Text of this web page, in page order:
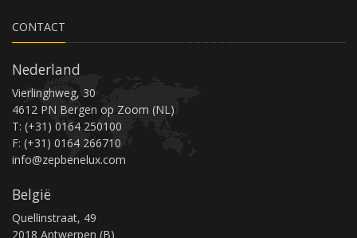
CONTACT
Nederland
Vierlinghweg, 30
4612 PN Bergen op Zoom (NL)
T: (+31) 0164 250100
F: (+31) 0164 266710
info@zepbenelux.com
België
Quellinstraat, 49
2018 Antwerpen (B)